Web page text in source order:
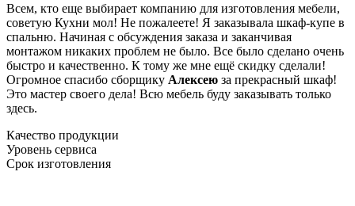
Всем, кто еще выбирает компанию для изготовления мебели,
советую Кухни мол! Не пожалеете! Я заказывала шкаф-купе в
спальню. Начиная с обсуждения заказа и заканчивая
монтажом никаких проблем не было. Все было сделано очень
быстро и качественно. К тому же мне ещё скидку сделали!
Огромное спасибо сборщику Алексею за прекрасный шкаф!
Это мастер своего дела! Всю мебель буду заказывать только
здесь.
Качество продукции
Уровень сервиса
Срок изготовления